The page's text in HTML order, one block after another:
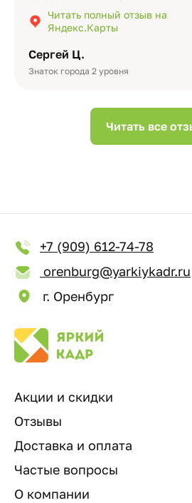
Сергей Ц.
Знаток города 2 уровня
подчёркивает значимость
Качество альбомов на высшем
Читать полный отзыв на
Яндекс.Карты
Читать все
+7 (909) 612-74-78
orenburg@yarkiykadr.ru
г. Оренбург
Акции и скидки
Отзывы
Доставка и оплата
Частые вопросы
О компании